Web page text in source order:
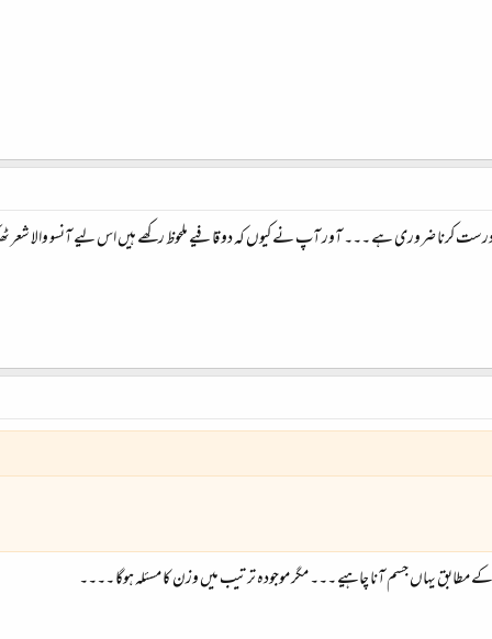
کرنا ضروری ہے ۔۔۔ آور آپ نے کیوں کہ دو قافیے ملحوظ رکھے ہیں اس لیے آنسو والا شعر
یہاں جسم آنا چاہیے ۔۔۔ مگر موجودہ ترتیب میں وزن کا مسئلہ ہوگا ۔۔۔۔